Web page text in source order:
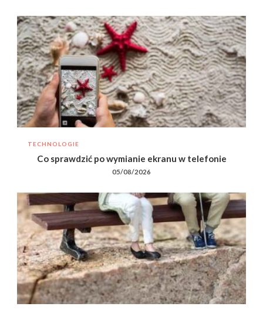
TECHNOLOGIE
Co sprawdzić po wymianie ekranu w telefonie
05/08/2026